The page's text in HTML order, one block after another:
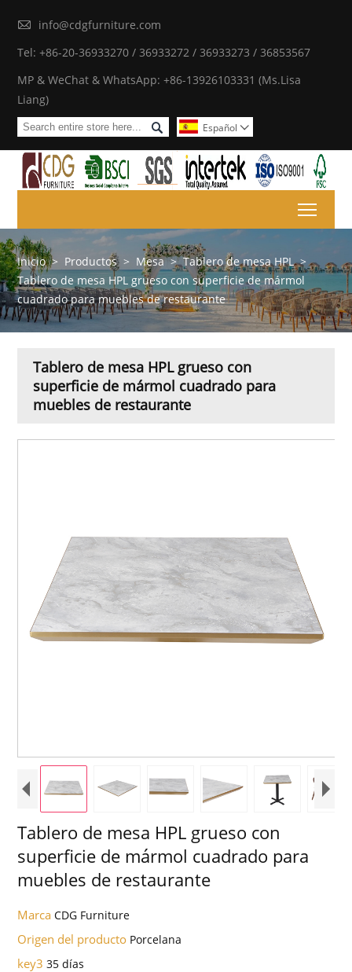

info@cdgfurniture.com
Tel: +86-20-36933270 / 36933272 / 36933273 / 36853567
MP & WeChat & WhatsApp: +86-13926103331 (Ms.Lisa
Liang)
 Español 
Inicio > Productos > Mesa > Tablero de mesa HPL >
Tablero de mesa HPL grueso con superficie de mármol
cuadrado para muebles de restaurante
Tablero de mesa HPL grueso con
superficie de mármol cuadrado para
muebles de restaurante
Tablero de mesa HPL grueso con
superficie de mármol cuadrado para
muebles de restaurante
MarcaCDG Furniture
Origen del producto Porcelana
key335 días